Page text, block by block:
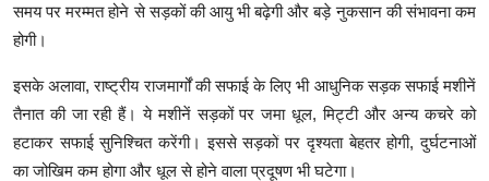
समय पर मरम्मत होने से सड़कों की आयु भी बढ़ेगी और बड़े नुकसान की संभावना कम
होगी।
इसके अलावा, राष्ट्रीय राजमार्गों की सफाई के लिए भी आधुनिक सड़क सफाई मशीनें
तैनात की जा रही हैं। ये मशीनें सड़कों पर जमा धूल, मिट्टी और अन्य कचरे को
हटाकर सफाई सुनिश्चित करेंगी। इससे सड़कों पर दृश्यता बेहतर होगी, दुर्घटनाओं
का जोखिम कम होगा और धूल से होने वाला प्रदूषण भी घटेगा।